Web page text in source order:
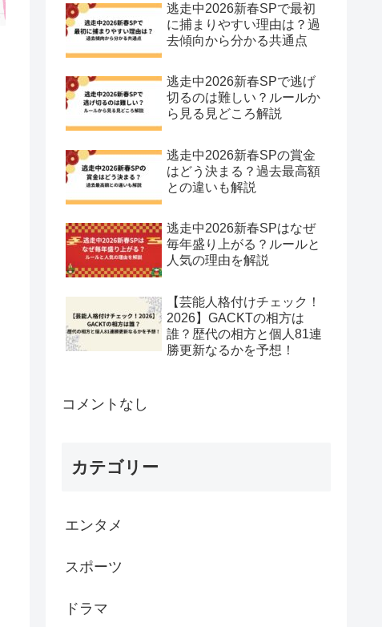
逃走中2026新春SPで最初
に捕まりやすい理由は？過
去傾向から分かる共通点
逃走中2026新春SPで逃げ
切るのは難しい？ルールか
ら見る見どころ解説
逃走中2026新春SPの賞金
はどう決まる？過去最高額
との違いも解説
逃走中2026新春SPはなぜ
毎年盛り上がる？ルールと
人気の理由を解説
【芸能人格付けチェック！
2026】GACKTの相方は
誰？歴代の相方と個人81連
勝更新なるかを予想！
コメントなし
カテゴリー
エンタメ
スポーツ
ドラマ